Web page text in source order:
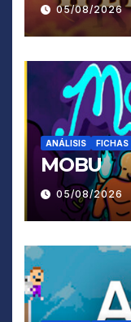
05/08/2026
ANÁLISIS FICHAS
MOBU
05/08/2026